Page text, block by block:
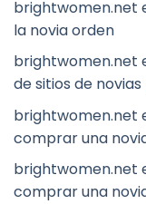
brightwomen.net
la novia orden
brightwomen.net
de sitios de
brightwomen.net
comprar una
brightwomen.net
comprar una